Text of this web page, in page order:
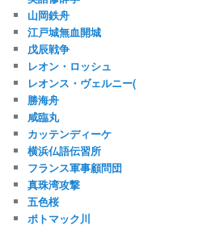
山岡鉄舟
江戸城無血開城
戊辰戦争
レオン・ロッシュ
レオンス・ヴェルニー(
勝海舟
咸臨丸
カッテンディーケ
横浜仏語伝習所
フランス軍事顧問団
真珠湾攻撃
五色桜
ポトマック川